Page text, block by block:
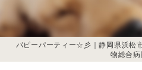
パピーパーティー☆彡｜静岡県浜松
物総合病